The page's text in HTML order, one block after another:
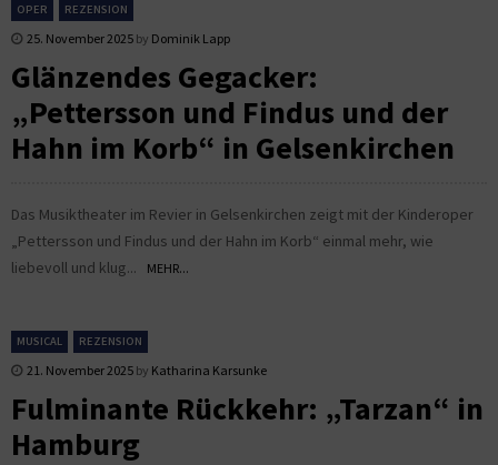
OPER REZENSION
25. November 2025 by Dominik Lapp
Glänzendes Gegacker:
„Pettersson und Findus und der
Hahn im Korb“ in Gelsenkirchen
Das Musiktheater im Revier in Gelsenkirchen zeigt mit der Kinderoper
„Pettersson und Findus und der Hahn im Korb“ einmal mehr, wie
liebevoll und klug...
MEHR...
MUSICAL REZENSION
21. November 2025 by Katharina Karsunke
Fulminante Rückkehr: „Tarzan“ in
Hamburg